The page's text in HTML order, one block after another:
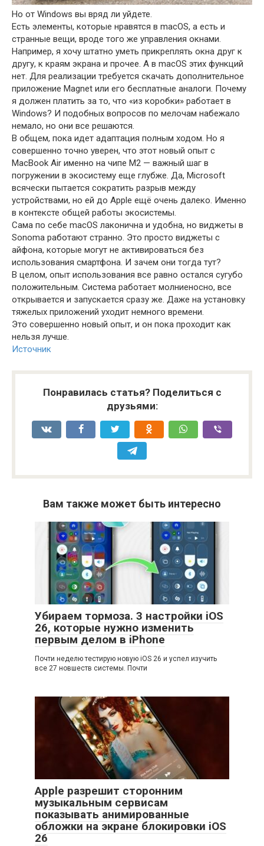
Но от Windows вы вряд ли уйдете.
Есть элементы, которые нравятся в macOS, а есть и
странные вещи, вроде того же управления окнами.
Например, я хочу штатно уметь прикреплять окна друг к
другу, к краям экрана и прочее. А в macOS этих функций
нет. Для реализации требуется скачать дополнительное
приложение Magnet или его бесплатные аналоги. Почему
я должен платить за то, что «из коробки» работает в
Windows? И подобных вопросов по мелочам набежало
немало, но они все решаются.
В общем, пока идет адаптация полным ходом. Но я
совершенно точно уверен, что этот новый опыт с
MacBook Air именно на чипе M2 — важный шаг в
погружении в экосистему еще глубже. Да, Microsoft
всячески пытается сократить разрыв между
устройствами, но ей до Apple ещё очень далеко. Именно
в контексте общей работы экосистемы.
Сама по себе macOS лаконична и удобна, но виджеты в
Sonoma работают странно. Это просто виджеты с
айфона, которые могут не активироваться без
использования смартфона. И зачем они тогда тут?
В целом, опыт использования все равно остался сугубо
положительным. Система работает молниеносно, все
открывается и запускается сразу же. Даже на установку
тяжелых приложений уходит немного времени.
Это совершенно новый опыт, и он пока проходит как
нельзя лучше.
Источник
Понравилась статья? Поделиться с
друзьями:
Вам также может быть интересно
Убираем тормоза. 3 настройки iOS
26, которые нужно изменить
первым делом в iPhone
Почти неделю тестирую новую iOS 26 и успел изучить
все 27 новшеств системы. Почти
Apple разрешит сторонним
музыкальным сервисам
показывать анимированные
обложки на экране блокировки iOS
26